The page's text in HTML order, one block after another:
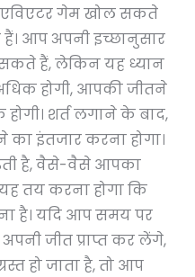
एविएटर गेम खोल सकते
आप अपनी इच्छानुसार
सकते हैं, लेकिन यह ध्यान
होगी, आपकी जीतने
शर्त लगाने के बाद,
इंतजार करना होगा।
है, वैसे-वैसे आपका
तय करना होगा कि
है। यदि आप समय पर
जीत प्राप्त कर लेंगे,
हो जाता है, तो आप